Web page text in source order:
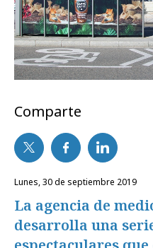
Comparte
lunes, 30 de septiembre 2019
La agencia de
desarrolla una